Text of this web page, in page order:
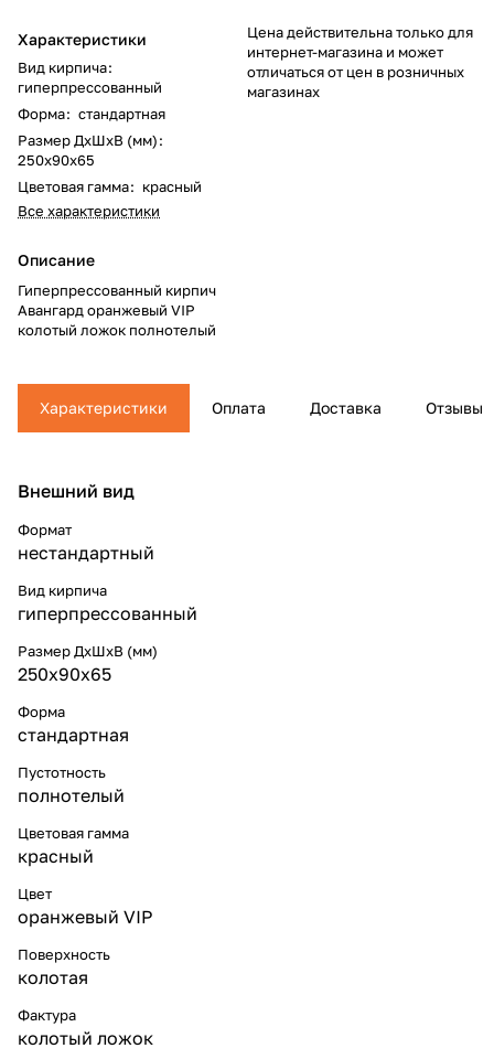
Характеристики
Вид кирпича:
гиперпрессованный
Форма: стандартная
Размер ДхШхВ (мм):
250x90x65
Цветовая гамма: красный
Все характеристики
Описание
Гиперпрессованный кирпич
Авангард оранжевый VIP
колотый ложок полнотелый
Цена действительна только для
интернет-магазина и может
отличаться от цен в розничных
магазинах
Характеристики Оплата Доставка Отзывы
Внешний вид
Формат
нестандартный
Вид кирпича
гиперпрессованный
Размер ДхШхВ (мм)
250x90x65
Форма
стандартная
Пустотность
полнотелый
Цветовая гамма
красный
Цвет
оранжевый VIP
Поверхность
колотая
Фактура
колотый ложок